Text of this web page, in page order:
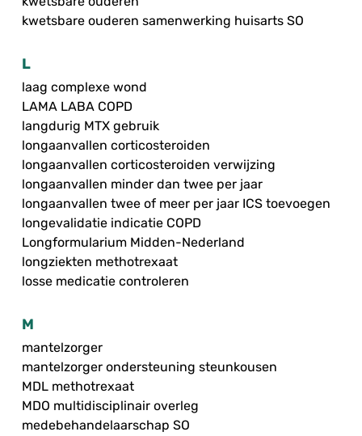
kwetsbare ouderen samenwerking huisarts SO
L
laag complexe wond
LAMA LABA COPD
langdurig MTX gebruik
longaanvallen corticosteroiden
longaanvallen corticosteroiden verwijzing
longaanvallen minder dan twee per jaar
longaanvallen twee of meer per jaar ICS toevoegen
longevalidatie indicatie COPD
Longformularium Midden-Nederland
longziekten methotrexaat
losse medicatie controleren
M
mantelzorger
mantelzorger ondersteuning steunkousen
MDL methotrexaat
MDO multidisciplinair overleg
medebehandelaarschap SO